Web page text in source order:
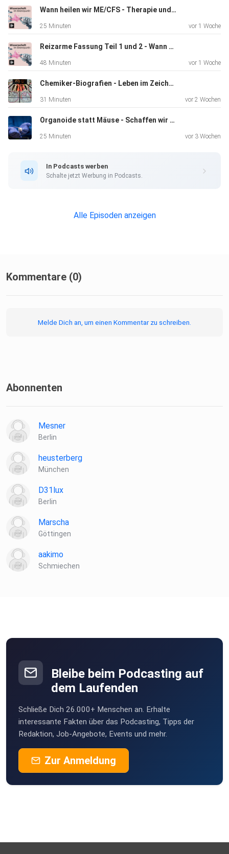
Wann heilen wir ME/CFS - Therapie und Irrtum (1/2)
25 Minuten vor 1 Woche
Reizarme Fassung Teil 1 und 2 - Wann heilen wir ME/CFS?
48 Minuten vor 1 Woche
Chemiker-Biografien - Leben im Zeichen der Elemente
31 Minuten vor 2 Wochen
Organoide statt Mäuse - Schaffen wir Tierversuche jetzt endlich ab?
25 Minuten vor 3 Wochen
In Podcasts werben
Schalte jetzt Werbung in Podcasts.
Alle Episoden anzeigen
Kommentare (0)
Melde Dich an, um einen Kommentar zu schreiben.
Abonnenten
Mesner
Berlin
heusterberg
München
D31lux
Berlin
Marscha
Göttingen
aakimo
Schmiechen
Bleibe beim Podcasting auf
dem Laufenden
Schließe Dich 26.000+ Menschen an. Erhalte
interessante Fakten über das Podcasting, Tipps der
Redaktion, Job-Angebote, Events und mehr.
Zur Anmeldung